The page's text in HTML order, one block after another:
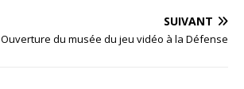
SUIVANT
Ouverture du musée du jeu vidéo à la Défense